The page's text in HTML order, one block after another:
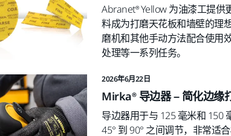
Abranet® Yellow 为油漆工提
料成为打磨天花板和墙壁的理
磨机和其他手动方法配合使用
处理等一系列任务。
2026年6月22日
Mirka® 导边器 – 简化边缘
导边器用于与 125 毫米和 150
45° 到 90° 之间调节，非常适